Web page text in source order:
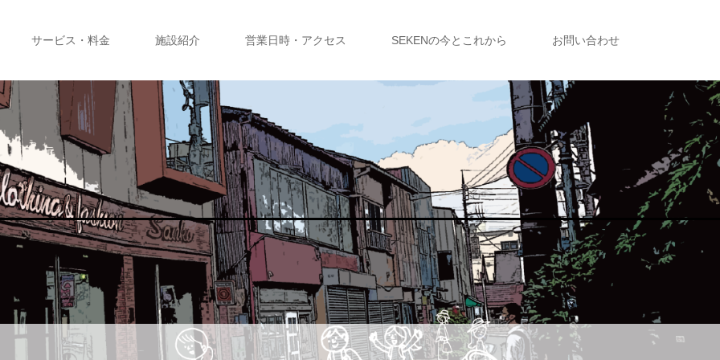
サービス・料金 施設紹介 営業日時・アクセス SEKENの今とこれから お問い合わせ